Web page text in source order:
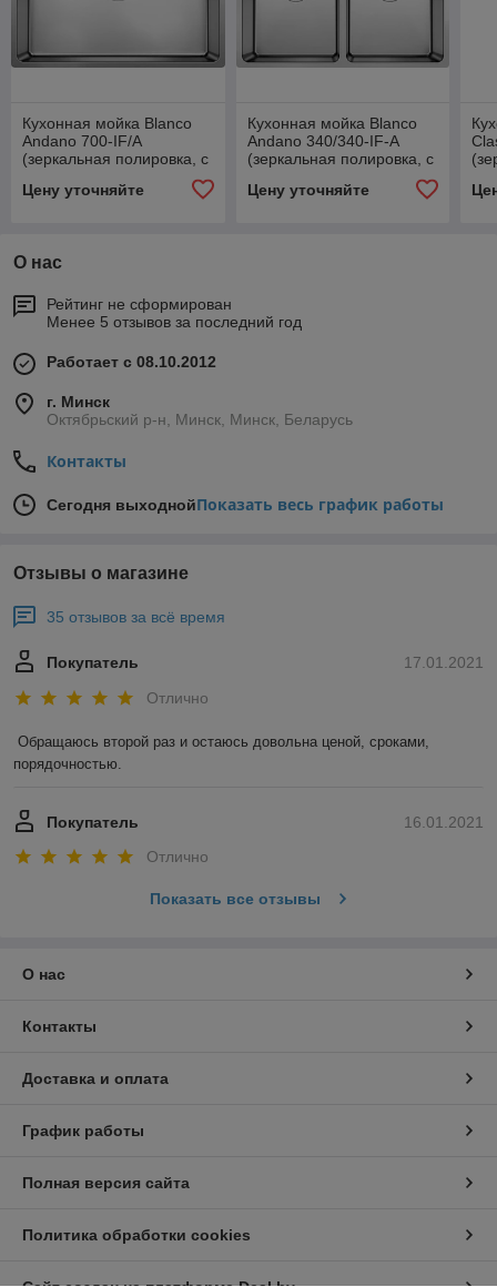
Кухонная мойка Blanco
Andano 700-IF/A
(зеркальная полировка, с
Цену уточняйте
Кухонная мойка Blanco
Andano 340/340-IF-A
(зеркальная полировка, с
Цену уточняйте
О нас
Рейтинг не сформирован
Менее 5 отзывов за последний год
Работает с 08.10.2012
г. Минск
Октябрьский р-н, Минск, Минск, Беларусь
Контакты
Сегодня выходнойПоказать весь график работы
Отзывы о магазине
35 отзывов за всё время
17.01.2021
Покупатель
Отлично
Обращаюсь второй раз и остаюсь довольна ценой, сроками,
порядочностью.
16.01.2021
Покупатель
Отлично
Показать все отзывы
О нас
Контакты
Доставка и оплата
График работы
Полная версия сайта
Политика обработки cookies